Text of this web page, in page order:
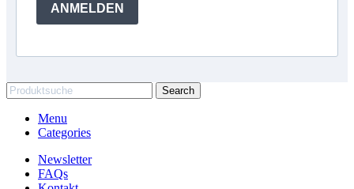
ANMELDEN
Search
Menu
Categories
Newsletter
FAQs